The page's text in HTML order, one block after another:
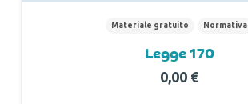
Materiale gratuito Normativa
Legge 170
0,00 €